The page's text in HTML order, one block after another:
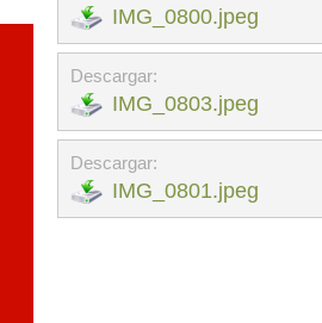
IMG_0800.jpeg
Descargar:
IMG_0803.jpeg
Descargar:
IMG_0801.jpeg